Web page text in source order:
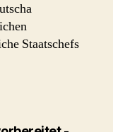
Staatschefs